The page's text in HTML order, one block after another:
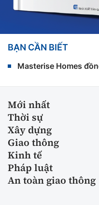
BẠN CẦN BIẾT
Masterise Homes
Mới nhất
Thời sự
Xây dựng
Giao thông
Kinh tế
Pháp luật
An toàn giao thông